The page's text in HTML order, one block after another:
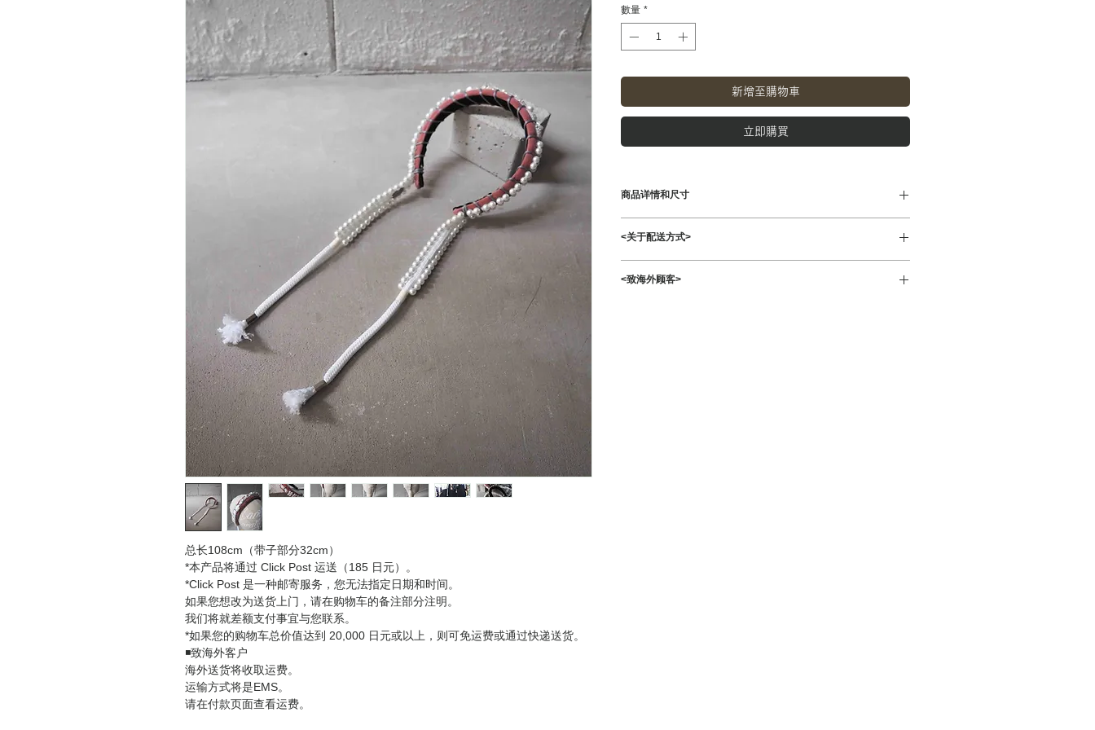
总长108cm（带子部分32cm）
*本产品将通过 Click Post 运送（185 日元）。
*Click Post 是一种邮寄服务，您无法指定日期和时间。
如果您想改为送货上门，请在购物车的备注部分注明。
我们将就差额支付事宜与您联系。
*如果您的购物车总价值达到 20,000 日元或以上，则可免运费或通过快递送货。
◾️致海外客户
海外送货将收取运费。
运输方式将是EMS。
请在付款页面查看运费。
數量 *
新增至購物車
立即購買
商品详情和尺寸
<关于配送方式>
单击邮件将发送至您的邮箱，并且无法指定发送日期和时
<致海外顾客>